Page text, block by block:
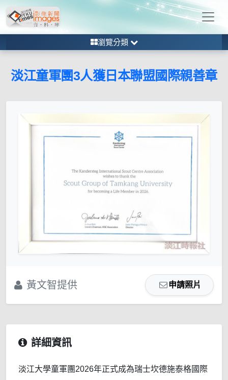
瀏覽分類
淡江童軍團3人獲日本聯盟國際親善章
黃文智提供 申請照片
詳細資訊
淡江大學童軍團2026年正式成為瑞士坎德施泰格國際